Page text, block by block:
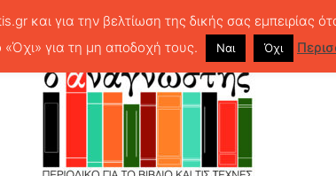
και για την βελτίωση της δικής σας εμπειρίας
«Όχι» για τη μη αποδοχή τους.
Ναι Όχι